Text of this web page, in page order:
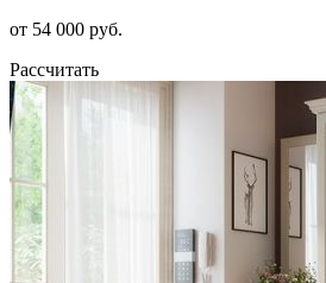
от 54 000 руб.
Рассчитать